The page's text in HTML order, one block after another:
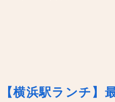
【横浜駅ランチ】